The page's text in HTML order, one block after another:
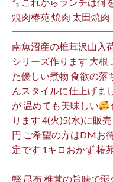
焼肉椿苑 焼肉 太田焼肉
南魚沼産の椎茸沢山入
シリーズ作ります 大根
た優しい煮物 食欲の落
んスタイルに仕上げま
が 温めても美味しい
ります 4(火)5(水)に販
円 ご希望の方はDMお
定です 1キロおかず 椿
鰹 昆布 椎茸の旨味で